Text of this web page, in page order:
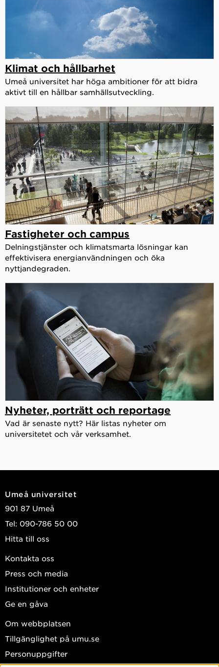
Klimat och hållbarhet
Umeå universitet har höga ambitioner för att bidra
aktivt till en hållbar samhällsutveckling.
Fastigheter och campus
Delningstjänster och klimatsmarta lösningar kan
effektivisera energianvändningen och öka
nyttjandegraden.
Nyheter, porträtt och reportage
Vad är senaste nytt? Här listas nyheter om
universitetet och vår verksamhet.
Umeå universitet
901 87 Umeå
Tel: 090-786 50 00
Hitta till oss
Kontakta oss
Press och media
Institutioner och enheter
Ge en gåva
Om webbplatsen
Tillgänglighet på umu.se
Personuppgifter